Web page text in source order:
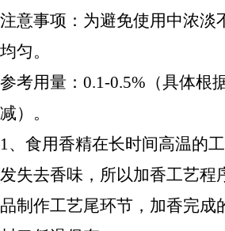
注意事项：为避免使用中浓淡
均匀。
参考用量：0.1-0.5%（具体根
减）。
1、食用香精在长时间高温的
发失去香味，所以加香工艺程
品制作工艺尾环节，加香完成